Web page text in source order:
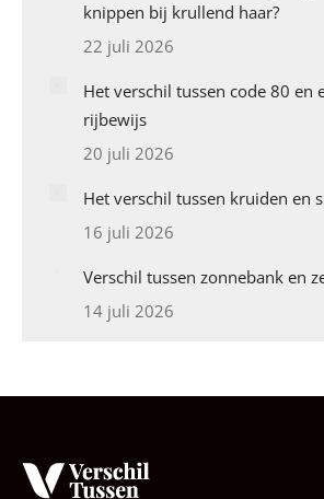
knippen bij krullend haar?
22 juli 2026
Het verschil tussen code 80 en
rijbewijs
20 juli 2026
Het verschil tussen kruiden en
16 juli 2026
Verschil tussen zonnebank en
14 juli 2026